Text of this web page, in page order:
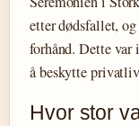
etter dødsfallet,
forhånd. Dette var
å beskytte
Hvor stor